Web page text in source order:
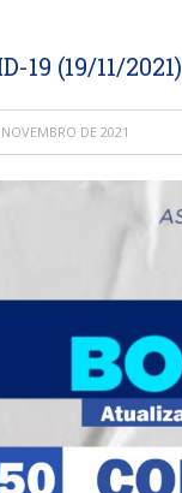
19 (19/11/2021)
DE 2021